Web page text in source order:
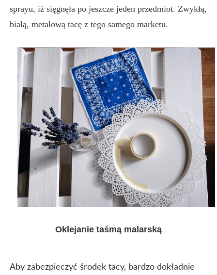
sprayu, iż sięgnęła po jeszcze jeden przedmiot. Zwykłą,
białą, metalową tacę z tego samego marketu.
Oklejanie taśmą malarską
Aby zabezpieczyć środek tacy, bardzo dokładnie